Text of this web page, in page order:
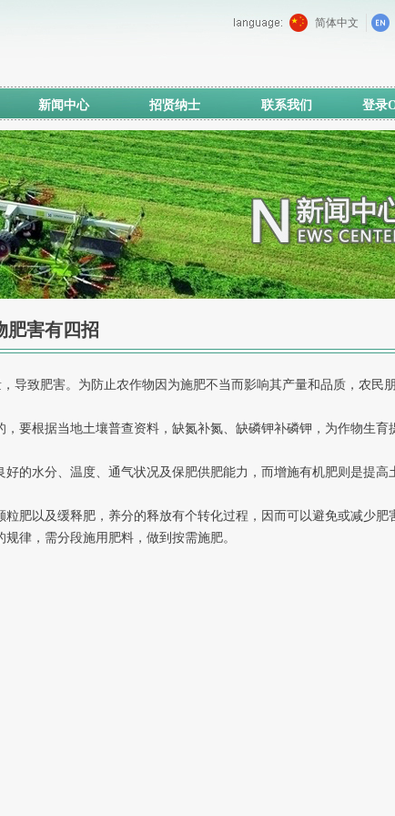
新闻中心 招贤纳士 联系我们 登录
简体中文
肥害有四招
致肥害。为防止农作物因为施肥不当而影响其产量和品质，农民
根据当地土壤普查资料，缺氮补氮、缺磷钾补磷钾，为作物生育
水分、温度、通气状况及保肥供肥能力，而增施有机肥则是提高
以及缓释肥，养分的释放有个转化过程，因而可以避免或减少肥
律，需分段施用肥料，做到按需施肥。